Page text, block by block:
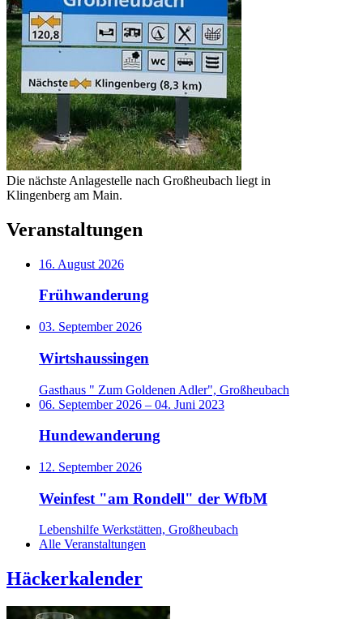
Die nächste Anlagestelle nach Großheubach liegt in
Klingenberg am Main.
Veranstaltungen
16. August 2026
Frühwanderung
03. September 2026
Wirtshaussingen
Gasthaus " Zum Goldenen Adler", Großheubach
06. September 2026 – 04. Juni 2023
Hundewanderung
12. September 2026
Weinfest "am Rondell" der WfbM
Lebenshilfe Werkstätten, Großheubach
Alle Veranstaltungen
Häckerkalender